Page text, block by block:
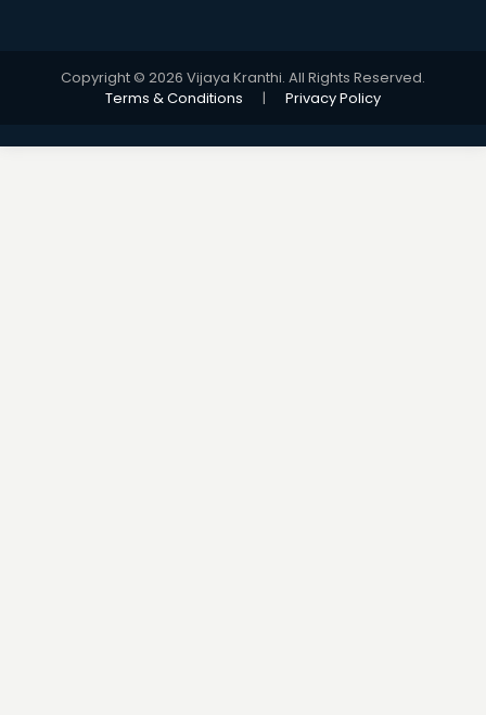
Copyright © 2026 Vijaya Kranthi. All Rights Reserved.
Terms & Conditions
| Privacy Policy